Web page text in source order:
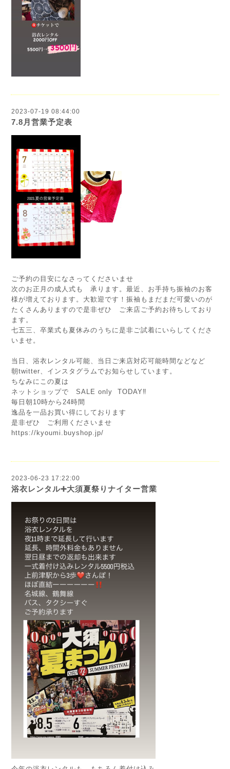
2023-07-19 08:44:00
7.8月営業予定表
ご予約の目安になさってくださいませ
次のお正月の成人式も 承ります。最近、お手持ち振袖のお客
様が増えております。大歓迎です！振袖もまだまだ可愛いのが
たくさんありますので是非ぜひ ご来店ご予約お待ちしており
ます。
七五三、卒業式も夏休みのうちに是非ご試着にいらしてくださ
いませ。
当日、浴衣レンタル可能、当日ご来店対応可能時間などなど
朝twitter、インスタグラムでお知らせしています。
ちなみにこの夏は
ネットショップで SALE only TODAY‼️
毎日朝10時から24時間
逸品を一品お買い得にしております
是非ぜひ ご利用くださいませ
https://kyoumi.buyshop.jp/
2023-06-23 17:22:00
浴衣レンタル➕大須夏祭りナイター営業